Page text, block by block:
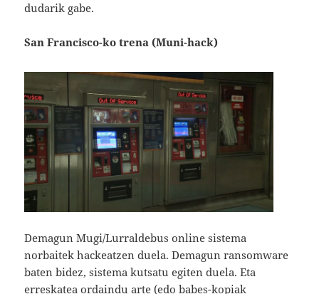
dudarik gabe.
San Francisco-ko trena (Muni-hack)
Demagun Mugi/Lurraldebus online sistema
norbaitek hackeatzen duela. Demagun ransomware
baten bidez, sistema kutsatu egiten duela. Eta
erreskatea ordaindu arte (edo babes-kopiak